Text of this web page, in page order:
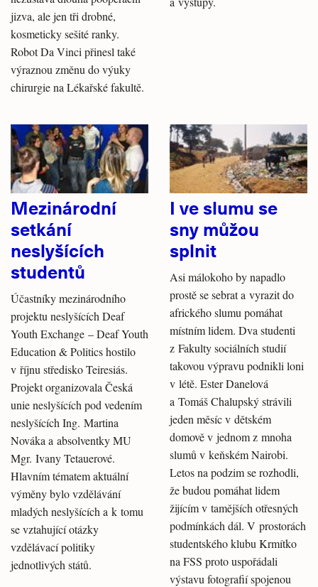
jizva, ale jen tři drobné,
kosmeticky sešité ranky.
Robot Da Vinci přinesl také
výraznou změnu do výuky
chirurgie na Lékařské fakultě.
Mezinárodní
setkání
neslyšících
studentů
Účastníky mezinárodního
projektu neslyšících Deaf
Youth Exchange – Deaf Youth
Education & Politics hostilo
v říjnu středisko Teiresiás.
Projekt organizovala Česká
unie neslyšících pod vedením
neslyšících Ing. Martina
Nováka a absolventky MU
Mgr. Ivany Tetauerové.
Hlavním tématem aktuální
výměny bylo vzdělávání
mladých neslyšících a k tomu
se vztahující otázky
vzdělávací politiky
jednotlivých států.
I ve slumu se
sny můžou
splnit
Asi málokoho by napadlo
prostě se sebrat a vyrazit do
afrického slumu pomáhat
místním lidem. Dva studenti
z Fakulty sociálních studií
takovou výpravu podnikli loni
v létě. Ester Danelová
a Tomáš Chalupský strávili
jeden měsíc v dětském
domově v jednom z mnoha
slumů v keňském Nairobi.
Letos na podzim se rozhodli,
že budou pomáhat lidem
žijícím v tamějších otřesných
podmínkách dál. V prostorách
studentského klubu Krmítko
na FSS proto uspořádali
výstavu fotografií spojenou